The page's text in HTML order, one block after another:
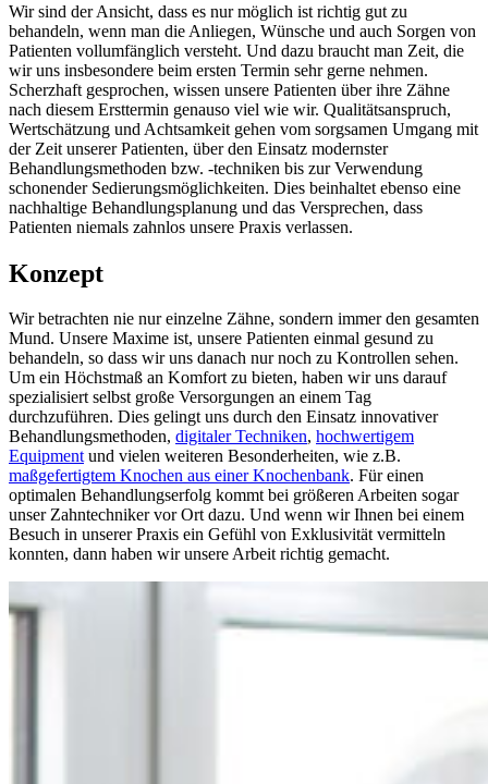
Wir sind der Ansicht, dass es nur möglich ist richtig gut zu
behandeln, wenn man die Anliegen, Wünsche und auch Sorgen von
Patienten vollumfänglich versteht. Und dazu braucht man Zeit, die
wir uns insbesondere beim ersten Termin sehr gerne nehmen.
Scherzhaft gesprochen, wissen unsere Patienten über ihre Zähne
nach diesem Ersttermin genauso viel wie wir. Qualitätsanspruch,
Wertschätzung und Achtsamkeit gehen vom sorgsamen Umgang mit
der Zeit unserer Patienten, über den Einsatz modernster
Behandlungsmethoden bzw. -techniken bis zur Verwendung
schonender Sedierungsmöglichkeiten. Dies beinhaltet ebenso eine
nachhaltige Behandlungsplanung und das Versprechen, dass
Patienten niemals zahnlos unsere Praxis verlassen.
Konzept
Wir betrachten nie nur einzelne Zähne, sondern immer den gesamten
Mund. Unsere Maxime ist, unsere Patienten einmal gesund zu
behandeln, so dass wir uns danach nur noch zu Kontrollen sehen.
Um ein Höchstmaß an Komfort zu bieten, haben wir uns darauf
spezialisiert selbst große Versorgungen an einem Tag
durchzuführen. Dies gelingt uns durch den Einsatz innovativer
Behandlungsmethoden, digitaler Techniken, hochwertigem
Equipmentund vielen weiteren Besonderheiten, wie z.B.
maßgefertigtem Knochen aus einer Knochenbank. Für einen
optimalen Behandlungserfolg kommt bei größeren Arbeiten sogar
unser Zahntechniker vor Ort dazu. Und wenn wir Ihnen bei einem
Besuch in unserer Praxis ein Gefühl von Exklusivität vermitteln
konnten, dann haben wir unsere Arbeit richtig gemacht.